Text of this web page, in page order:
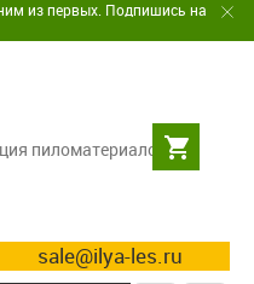
из первых. Подпишись на
пиломатериалов
sale@ilya-les.ru